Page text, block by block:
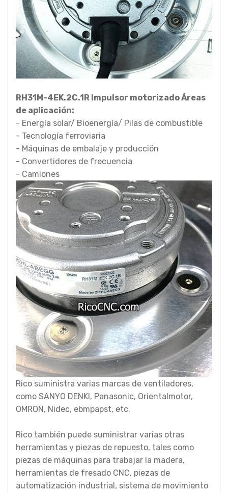
RH31M-4EK.2C.1R Impulsor motorizado Áreas
de aplicación:
- Energía solar/ Bioenergía/ Pilas de combustible
- Tecnología ferroviaria
- Máquinas de embalaje y producción
- Convertidores de frecuencia
- Camiones
Rico suministra varias marcas de ventiladores,
como SANYO DENKI, Panasonic, Orientalmotor,
OMRON, Nidec, ebmpapst, etc.
Rico también puede suministrar varias otras
herramientas y piezas de repuesto, tales como
piezas de máquinas para trabajar la madera,
herramientas de fresado CNC, piezas de
automatización industrial, sistema de movimiento